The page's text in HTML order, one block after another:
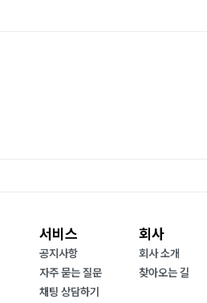
서비스
공지사항
자주 묻는 질문
채팅 상담하기
회사
회사 소개
찾아오는 길